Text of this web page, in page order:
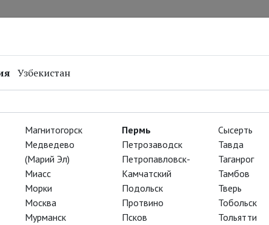
Узбекистан
Магнитогорск
Медведево
(Марий Эл)
Миасс
Морки
Москва
Мурманск
Пермь
Петрозаводск
Петропавловск-
Камчатский
Подольск
Протвино
Псков
Сысерть
Тавда
Таганрог
Тамбов
Тверь
Тобольск
Тольятти